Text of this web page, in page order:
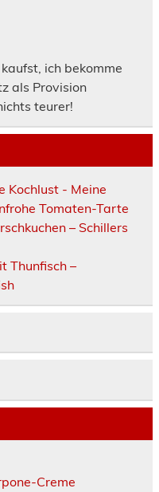
ich bekomme
als Provision
teurer!
Kochlust - Meine
Tomaten-Tarte
– Schillers
Thunfisch –
Creme